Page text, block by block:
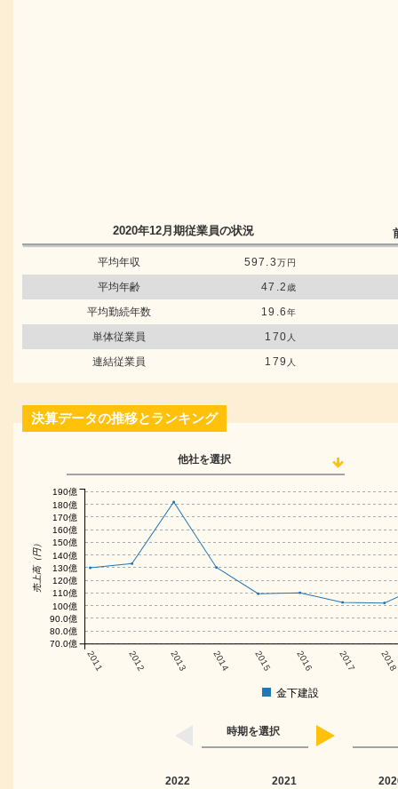
2020年12月期従業員の状況
平均年収 597.3万円
平均年齢 47.2 歳
平均勤続年数 19.6年
単体従業員 170 人
連結従業員 179 人
決算データの推移とランキング
他社を選択
2011 2012 2013 2014 2015 2016 2017 2018
売上高（円）
70.0億
80.0億
90.0億
100億
110億
120億
130億
140億
150億
160億
170億
180億
190億
金下建設
時期を選択
2022 2021